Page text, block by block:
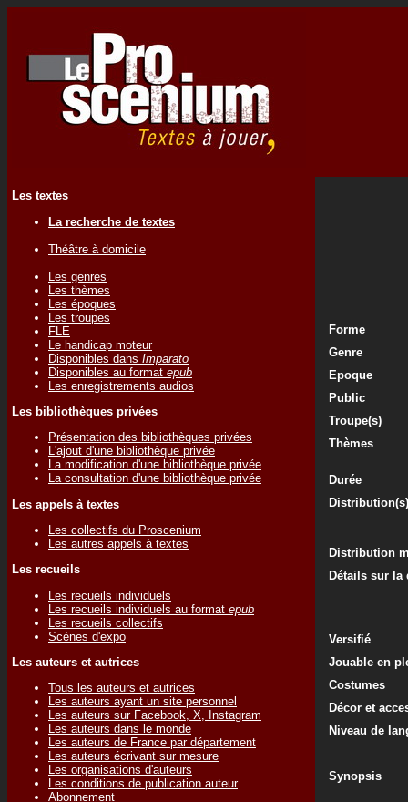
Les textes
La recherche de textes
Théâtre à domicile
Les genres
Les thèmes
Les époques
Les troupes
FLE
Le handicap moteur
Disponibles dans Imparato
Disponibles au format epub
Les enregistrements audios
Les bibliothèques privées
Présentation des bibliothèques privées
L'ajout d'une bibliothèque privée
La modification d'une bibliothèque privée
La consultation d'une bibliothèque privée
Les appels à textes
Les collectifs du Proscenium
Les autres appels à textes
Les recueils
Les recueils individuels
Les recueils individuels au format epub
Les recueils collectifs
Scènes d'expo
Les auteurs et autrices
Tous les auteurs et autrices
Les auteurs ayant un site personnel
Les auteurs sur Facebook, X, Instagram
Les auteurs dans le monde
Les auteurs de France par département
Les auteurs écrivant sur mesure
Les organisations d'auteurs
Les conditions de publication auteur
Abonnement
Forme
Genre
Epoque
Public
Troupe(s)
Thèmes
Durée
Distribution(s)
Distribution
Détails sur
Versifié
Jouable en
Costumes
Décor et
Niveau de
Synopsis